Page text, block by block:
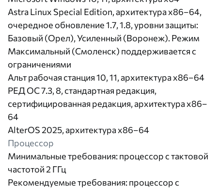
Astra Linux Special Edition, архитектура x86–64,
очередное обновление 1.7, 1.8, уровни защиты:
Базовый (Орел), Усиленный (Воронеж). Режим
Максимальный (Смоленск) поддерживается с
ограничениями
Альт рабочая станция 10, 11, архитектура x86–64
РЕД ОС 7.3, 8, стандартная редакция,
сертифицированная редакция, архитектура x86–
64
AlterOS 2025, архитектура x86–64
Процессор
Минимальные требования: процессор с тактовой
частотой 2 ГГц
Рекомендуемые требования: процессор с